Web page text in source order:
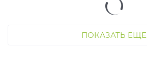
ПОКАЗАТЬ ЕЩЕ